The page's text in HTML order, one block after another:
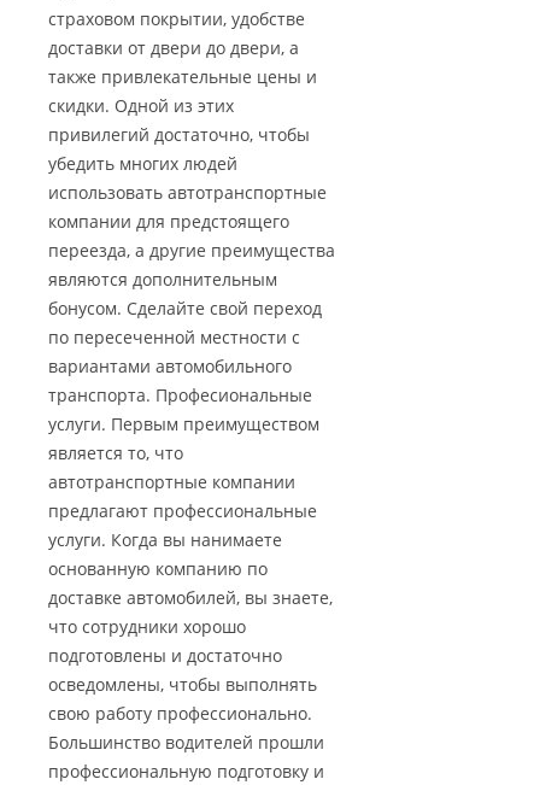
страховом покрытии, удобстве
доставки от двери до двери, а
также привлекательные цены и
скидки. Одной из этих
привилегий достаточно, чтобы
убедить многих людей
использовать автотранспортные
компании для предстоящего
переезда, а другие преимущества
являются дополнительным
бонусом. Сделайте свой переход
по пересеченной местности с
вариантами автомобильного
транспорта. Професиональные
услуги. Первым преимуществом
является то, что
автотранспортные компании
предлагают профессиональные
услуги. Когда вы нанимаете
основанную компанию по
доставке автомобилей, вы знаете,
что сотрудники хорошо
подготовлены и достаточно
осведомлены, чтобы выполнять
свою работу профессионально.
Большинство водителей прошли
профессиональную подготовку и